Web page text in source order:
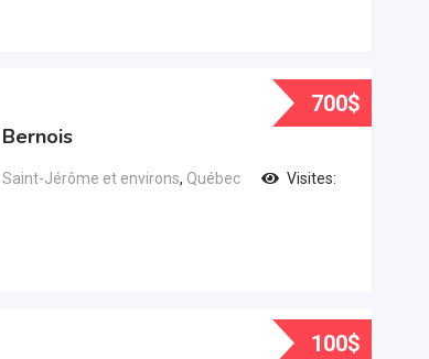
Saint-Jérôme et environs, Québec
Visites:
700$
100$